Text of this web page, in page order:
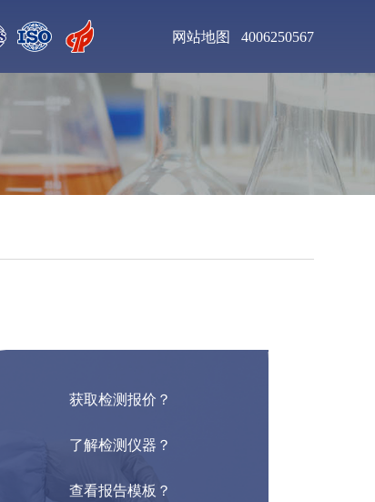
聚氨酯清漆检测 增塑剂DOP检测
皮革化学品检测
阳离子染料检测
网站地图 4006250567
获取检测报价？
了解检测仪器？
查看报告模板？